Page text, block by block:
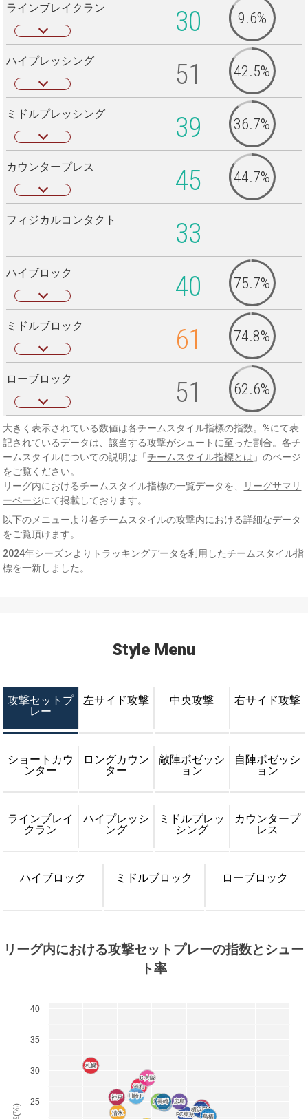
ラインブレイクラン 30 9.6%
ハイプレッシング 51 42.5%
ミドルプレッシング 39 36.7%
カウンタープレス 45 44.7%
フィジカルコンタクト 33
ハイブロック 40 75.7%
ミドルブロック 61 74.8%
ローブロック 51 62.6%
大きく表示されている数値は各チームスタイル指標の指数。%にて表
記されているデータは、該当する攻撃がシュートに至った割合。各チ
ームスタイルについての説明は「 チームスタイル指標とは 」のページ
をご覧ください。
リーグ内におけるチームスタイル指標の一覧データを、
リーグサマリ
ーページにて掲載しております。
以下のメニューより各チームスタイルの攻撃内における詳細なデータ
をご覧頂けます。
2024年シーズンよりトラッキングデータを利用したチームスタイル指
標を一新しました。
Style Menu
攻撃セットプ
レー
左サイド攻撃 中央攻撃 右サイド攻撃
ショートカウ
ンター
ロングカウン
ター
敵陣ポゼッシ
ョン
自陣ポゼッシ
ョン
ラインブレイ
クラン
ハイプレッシ
ング
ミドルプレッ
シング
カウンタープ
レス
ハイブロック ミドルブロック ローブロック
リーグ内における攻撃セットプレーの指数とシュー
ト率
札幌
札幌
鹿島
鹿島
浦和
浦和
柏
柏
FC東京
FC東京
川崎Ｆ
川崎Ｆ
横浜FM
横浜FM
湘南
湘南
清水
清水
磐田
磐田
Ｃ大阪
Ｃ大阪
神戸
神戸
広島
広島
鳥栖
鳥栖
長崎
長崎
25
30
35
40